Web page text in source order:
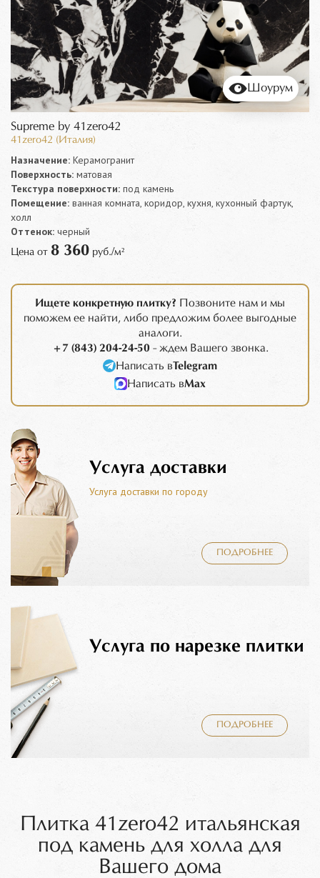
Шоурум
Supreme by 41zero42
41zero42 (Италия)
Назначение: Керамогранит
Поверхность: матовая
Текстура поверхности: под камень
Помещение: ванная комната, коридор, кухня, кухонный фартук,
холл
Оттенок: черный
Цена от 8 360 руб./м²
Ищете конкретную плитку? Позвоните нам и мы
поможем ее найти, либо предложим более выгодные
аналоги.
+7 (843) 204-24-50 - ждем Вашего звонка.
Написать вTelegram
Написать вMax
Услуга доставки
Услуга доставки по городу
ПОДРОБНЕЕ
Услуга по нарезке плитки
ПОДРОБНЕЕ
Плитка 41zero42 итальянская
под камень для холла для
Вашего дома